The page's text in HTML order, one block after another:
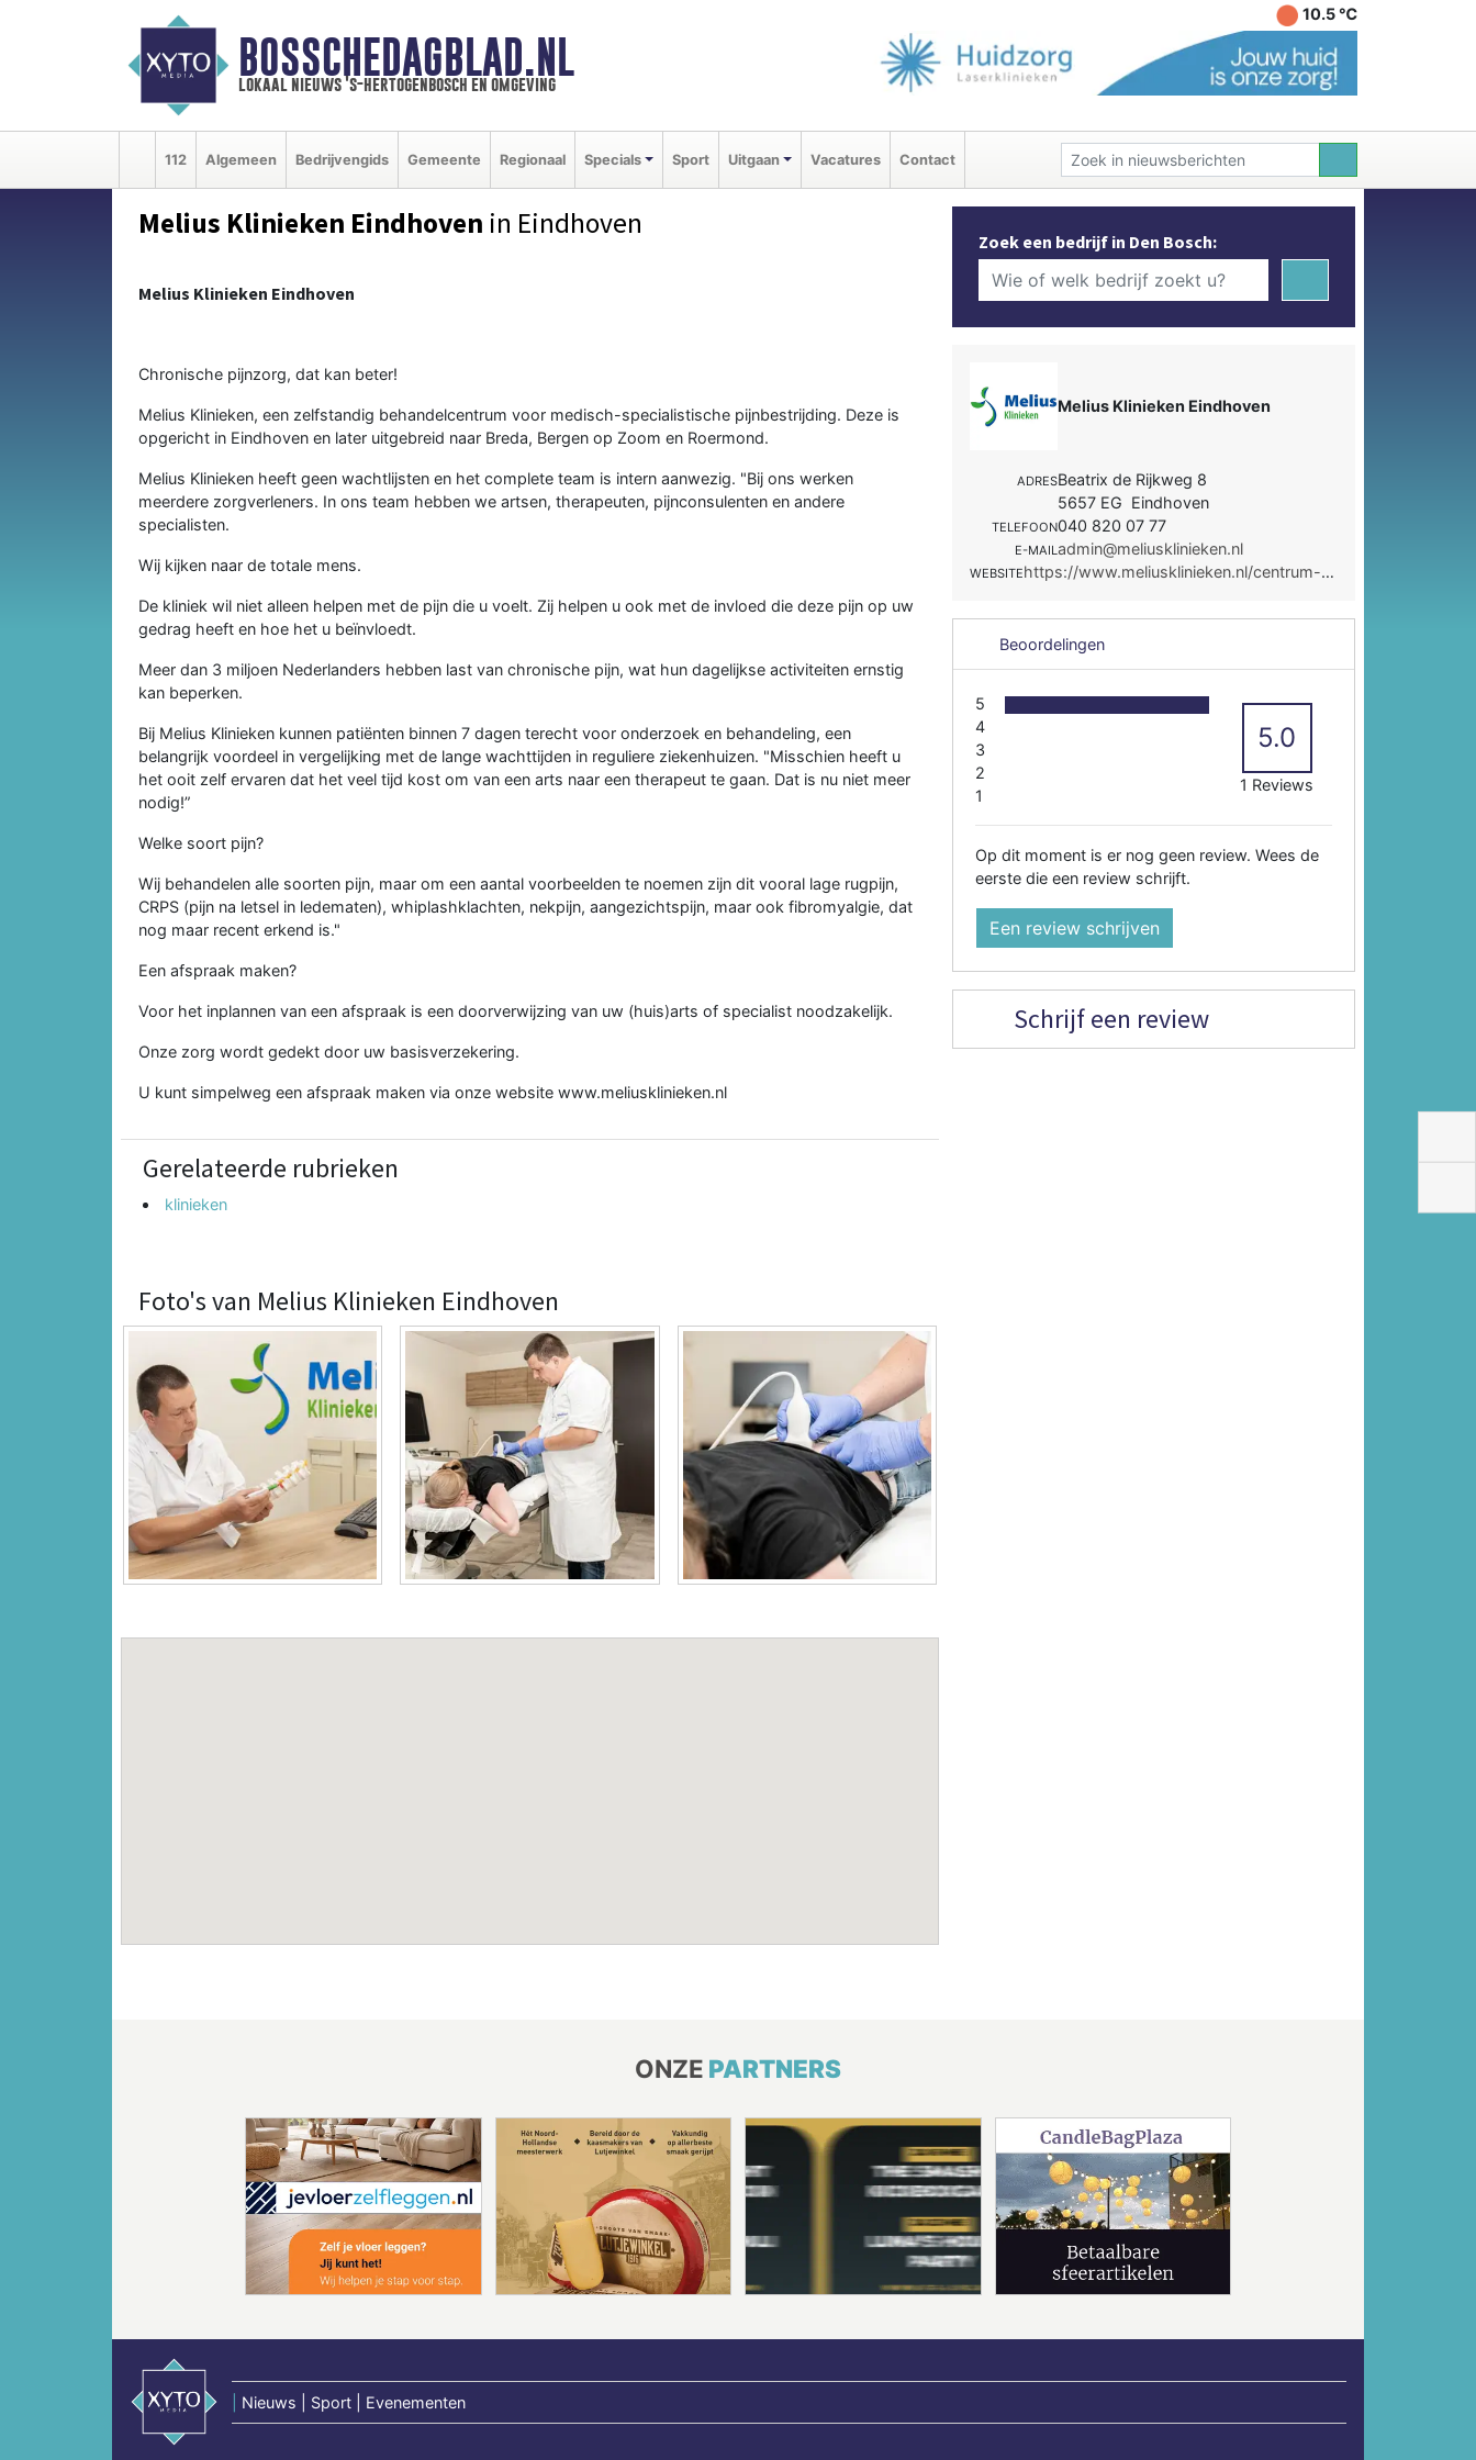
BOSSCHEDAGBLAD.NL
lokaal nieuws 's-hertogenbosch en omgeving
10.5 ℃
112 Algemeen Bedrijvengids Gemeente Regionaal Specials Sport Uitgaan Vacatures Contact
Melius Klinieken Eindhoven in Eindhoven
Melius Klinieken Eindhoven
Chronische pijnzorg, dat kan beter!
Melius Klinieken, een zelfstandig behandelcentrum voor medisch-specialistische pijnbestrijding. Deze is
opgericht in Eindhoven en later uitgebreid naar Breda, Bergen op Zoom en Roermond.
Melius Klinieken heeft geen wachtlijsten en het complete team is intern aanwezig. "Bij ons werken
meerdere zorgverleners. In ons team hebben we artsen, therapeuten, pijnconsulenten en andere
specialisten.
Wij kijken naar de totale mens.
De kliniek wil niet alleen helpen met de pijn die u voelt. Zij helpen u ook met de invloed die deze pijn op uw
gedrag heeft en hoe het u beïnvloedt.
Meer dan 3 miljoen Nederlanders hebben last van chronische pijn, wat hun dagelijkse activiteiten ernstig
kan beperken.
Bij Melius Klinieken kunnen patiënten binnen 7 dagen terecht voor onderzoek en behandeling, een
belangrijk voordeel in vergelijking met de lange wachttijden in reguliere ziekenhuizen. "Misschien heeft u
het ooit zelf ervaren dat het veel tijd kost om van een arts naar een therapeut te gaan. Dat is nu niet meer
nodig!”
Welke soort pijn?
Wij behandelen alle soorten pijn, maar om een aantal voorbeelden te noemen zijn dit vooral lage rugpijn,
CRPS (pijn na letsel in ledematen), whiplashklachten, nekpijn, aangezichtspijn, maar ook fibromyalgie, dat
nog maar recent erkend is."
Een afspraak maken?
Voor het inplannen van een afspraak is een doorverwijzing van uw (huis)arts of specialist noodzakelijk.
Onze zorg wordt gedekt door uw basisverzekering.
U kunt simpelweg een afspraak maken via onze website www.meliusklinieken.nl
Gerelateerde rubrieken
klinieken
Foto's van Melius Klinieken Eindhoven
Zoek een bedrijf in Den Bosch:
Melius Klinieken Eindhoven
ADRESBeatrix de Rijkweg 8
5657 EG Eindhoven
TELEFOON040 820 07 77
E-MAILadmin@meliusklinieken.nl
WEBSITE https://www.meliusklinieken.nl/centrum-voor-geintegreerde-pijnzorg/
Beoordelingen
5
4
3
2
1
5.0
1 Reviews
Op dit moment is er nog geen review. Wees de
eerste die een review schrijft.
Een review schrijven
Schrijf een review
ONZE PARTNERS
Nieuws | Sport | Evenementen